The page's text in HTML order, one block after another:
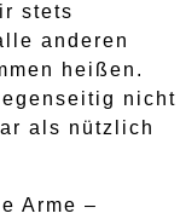
stets
anderen
heißen.
nicht
als nützlich
Arme –